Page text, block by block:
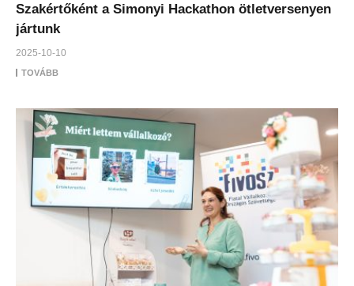
Szakértőként a Simonyi Hackathon ötletversenyen
jártunk
2025-10-10
TOVÁBB